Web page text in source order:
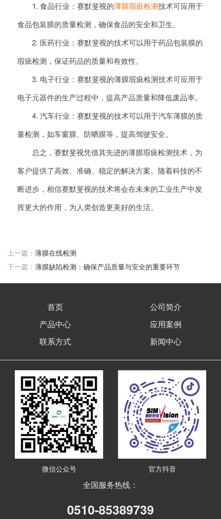
1. 食品行业：赛默斐视的薄膜瑕疵检测技术可应用于
食品包装膜的质量检测，确保食品的安全和卫生。
2. 医药行业：赛默斐视的技术可以用于药品包装膜的
瑕疵检测，保证药品的质量和有效性。
3. 电子行业：赛默斐视的薄膜瑕疵检测技术可应用于
电子元器件的生产过程中，提高产品质量和降低废品率。
4. 汽车行业：赛默斐视的技术可以用于汽车薄膜的质
量检测，如车窗膜、防晒膜等，提高驾驶安全。
总之，赛默斐视凭借其先进的薄膜瑕疵检测技术，为
客户提供了高效、准确、稳定的解决方案。随着科技的不
断进步，相信赛默斐视的技术将会在未来的工业生产中发
挥更大的作用，为人类创造更美好的生活。
上一篇： 薄膜在线检测
下一篇： 薄膜缺陷检测：确保产品质量与安全的重要环节
首页
公司简介
产品中心
应用案例
联系方式
新闻中心
微信公众号 官方抖音
全国服务热线：
0510-85389739